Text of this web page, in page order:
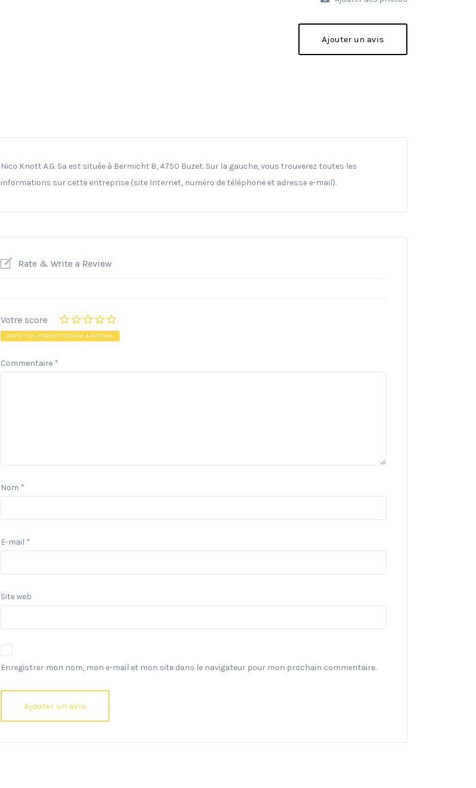
Ajouter un avis
Nico Knott A.G. Sa est située à Bermicht 8, 4750 Buzet. Sur la gauche, vous trouverez toutes les
informations sur cette entreprise (site Internet, numéro de téléphone et adresse e-mail).
Rate & Write a Review
Votre score
OOPS! YOU FORGOT TO GIVE A RATING.
Commentaire *
Nom *
E-mail *
Site web
Enregistrer mon nom, mon e-mail et mon site dans le navigateur pour mon prochain commentaire.